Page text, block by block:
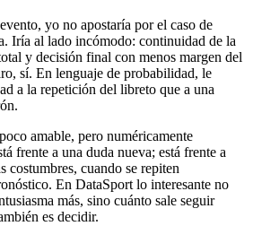
yo no apostaría por el caso de
Iría al lado incómodo: continuidad de la
y decisión final con menos margen del
sí. En lenguaje de probabilidad, le
a la repetición del libreto que a una
amable, pero numéricamente
frente a una duda nueva; está frente a
costumbres, cuando se repiten
En DataSport lo interesante no
más, sino cuánto sale seguir
es decidir.